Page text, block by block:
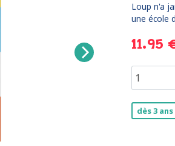
Loup n'a
une école
11.95
dès 3 ans